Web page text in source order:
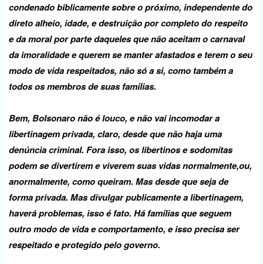
condenado biblicamente sobre o próximo, independente do
direto alheio, idade, e destruição por completo do respeito
e da moral por parte daqueles que não aceitam o carnaval
da imoralidade e querem se manter afastados e terem o seu
modo de vida respeitados, não só a si, como também a
todos os membros de suas famílias.
Bem, Bolsonaro não é louco, e não vai incomodar a
libertinagem privada, claro, desde que não haja uma
denúncia criminal. Fora isso, os libertinos e sodomitas
podem se divertirem e viverem suas vidas normalmente,ou,
anormalmente, como queiram. Mas desde que seja de
forma privada. Mas divulgar publicamente a libertinagem,
haverá problemas, isso é fato. Há famílias que seguem
outro modo de vida e comportamento, e isso precisa ser
respeitado e protegido pelo governo.